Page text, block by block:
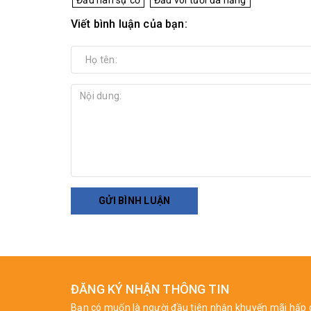
Viết bình luận của bạn:
GỬI BÌNH LUẬN
ĐĂNG KÝ NHẬN THÔNG TIN
Bạn có muốn là người đầu tiên nhận khuyến mãi hấp